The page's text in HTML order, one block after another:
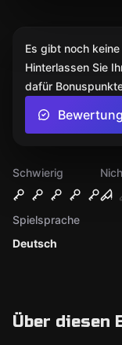
Schwierig
Deutsch
Spielsprache
Über diesen
Es gibt noch
Hinterlassen Sie
dafür